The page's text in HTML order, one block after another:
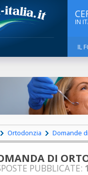
IN
IL
Ortodonzia Domande
DI
PUBBLICATE: